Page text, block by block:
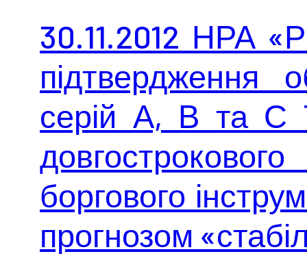
30.11.2012 НРА
підтвердження
серій А, В та
боргового
прогнозом